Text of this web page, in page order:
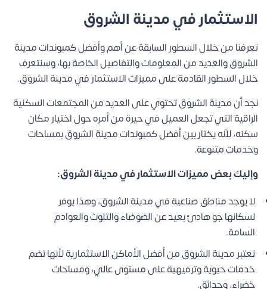
الاستثمار في مدينة الشروق
تعرفنا من خلال السطور السابقة عن أهم وأفضل كمبوندات مدينة
الشروق والعديد من المعلومات والتفاصيل الخاصة بها، وسنتعرف
خلال السطور القادمة على مميزات الاستثمار في مدينة الشروق.
نجد أن مدينة الشروق تحتوي على العديد من المجتمعات السكنية
الراقية التي تجعل العميل في حيرة من أمره حول اختيار مكان
سكنه، لأنه يختار بين أفضل كمبوندات مدينة الشروق بمساحات
وخدمات متنوعة.
وإليك بعض مميزات الاستثمار في مدينة الشروق:
لا يوجد مناطق صناعية في مدينة الشروق، وهذا يوفر
لسكانها جو هادئ بعيد عن الضوضاء والتلوث والعوادم
السامة.
تعتبر مدينة الشروق من أفضل الأماكن الاستثمارية لأنها تضم
خدمات حيوية وترفيهية على مستوى عالي، ومساحات
خضراء، وحدائق.